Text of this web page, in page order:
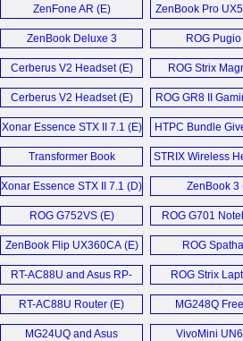
ZenFone AR (E) ZenBook Pro
ZenBook Deluxe 3
Ultrabook (E)
ROG Pugio
Cerberus V2 Headset (E) ROG Strix
Cerberus V2 Headset (E) ROG GR8 II
Xonar Essence STX II 7.1 (E) HTPC Bundle
Transformer Book
T101HA (D)
STRIX Wireless
Xonar Essence STX II 7.1 (D) ZenBook 3
ROG G752VS (E) ROG G701
ZenBook Flip UX360CA (E) ROG
RT-AC88U and Asus RP-
AC68U (E)
ROG Strix
RT-AC88U Router (E)
MG248Q
Monitor
MG24UQ and Asus
VivoMini